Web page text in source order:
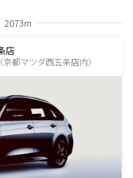
2073m
店
都マツダ西五条店内）